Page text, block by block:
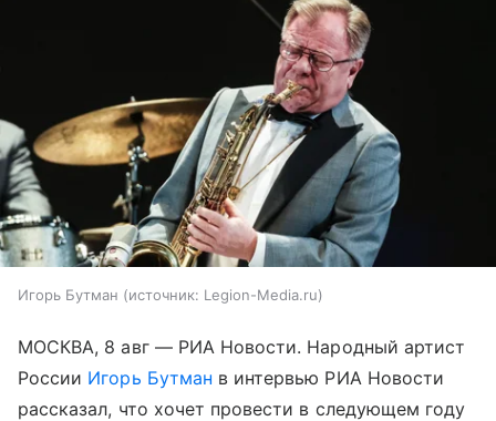
Игорь Бутман источник: Legion-Media.ru
МОСКВА, 8 авг — РИА Новости. Народный артист
России Игорь Бутман в интервью РИА Новости
рассказал, что хочет провести в следующем году